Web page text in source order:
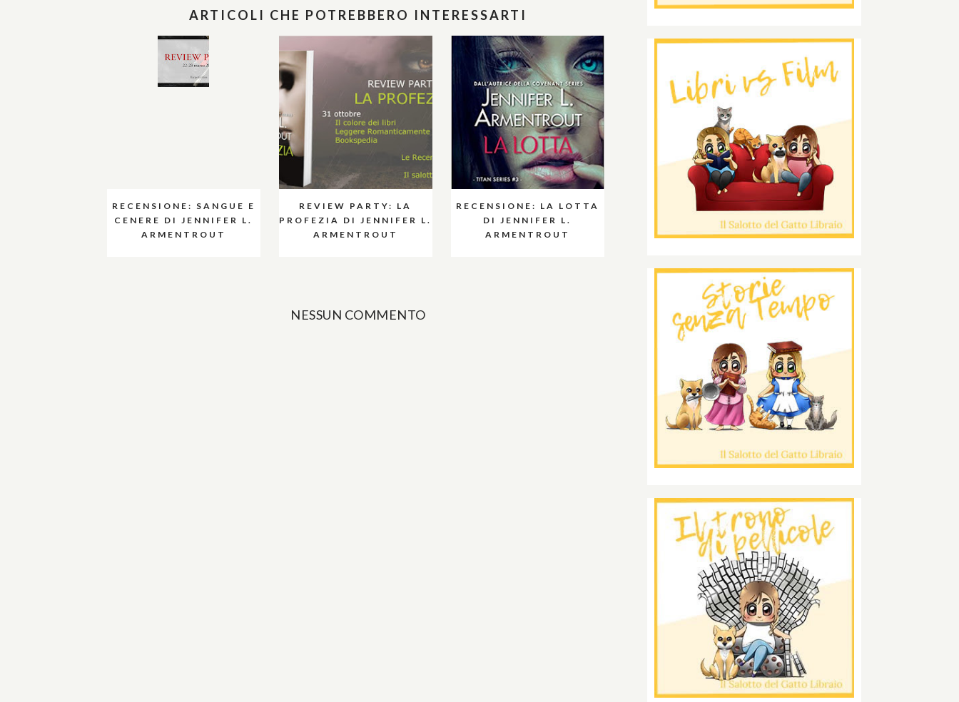
ARTICOLI CHE POTREBBERO INTERESSARTI
RECENSIONE: SANGUE E
CENERE DI JENNIFER L.
ARMENTROUT
REVIEW PARTY: LA
PROFEZIA DI JENNIFER L.
ARMENTROUT
RECENSIONE: LA LOTTA
DI JENNIFER L.
ARMENTROUT
NESSUN COMMENTO